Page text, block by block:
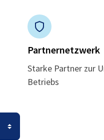
Partnernetzwerk
Starke Partner zur
Betriebs